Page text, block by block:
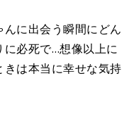
に出会う瞬間にどん
に必死で…想像以上に
は本当に幸せな気持